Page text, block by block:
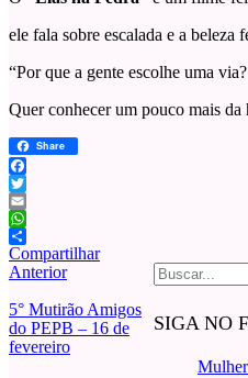
ele fala sobre escalada e a beleza
“Por que a gente escolhe uma
Quer conhecer um pouco mais da
Share
Facebook
Twitter
Email
WhatsApp
Compartilhar
Buscar
por:
SIGA NO
Anterior
5° Mutirão Amigos
do PEPB – 16 de
fevereiro